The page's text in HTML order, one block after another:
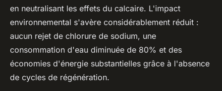
en neutralisant les effets du calcaire. L'impact
environnemental s'avère considérablement réduit :
aucun rejet de chlorure de sodium, une
consommation d'eau diminuée de 80% et des
économies d'énergie substantielles grâce à l'absence
de cycles de régénération.